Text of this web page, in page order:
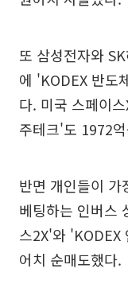
또 삼성전자와
에 'KODEX 반도
다. 미국 스페이
주테크'도 1972
반면 개인들이 가
베팅하는 인버스
스2X'와 'KODEX
어치 순매도했다.